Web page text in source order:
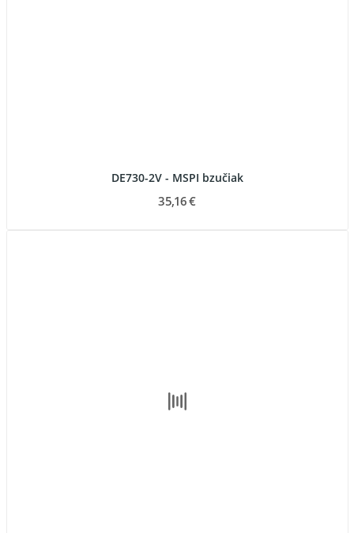
DE730-2V - MSPI bzučiak
35,16 €